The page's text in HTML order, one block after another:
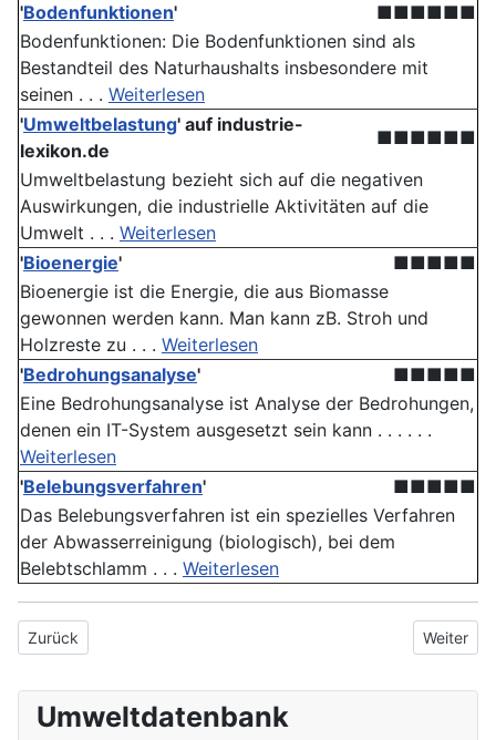
'Bodenfunktionen'
■■■■■■
Bodenfunktionen: Die Boden­funktionen sind als
Bestandteil des Naturhaushalts insbesondere mit
seinen . . . Weiterlesen
'Umweltbelastung' auf industrie-
lexikon.de
■■■■■■
Umweltbelastung bezieht sich auf die negativen
Auswirkungen, die industrielle Aktivitäten auf die
Umwelt . . . Weiterlesen
'Bioenergie'
■■■■■
Bioenergie ist die Energie, die aus Biomasse
gewonnen werden kann. Man kann zB. Stroh und
Holzreste zu . . . Weiterlesen
'Bedrohungsanalyse'
■■■■■
Eine Bedrohungsanalyse ist Analyse der Bedrohungen,
denen ein IT-System ausgesetzt sein kann . . . . . .
Weiterlesen
'Belebungsverfahren'
■■■■■
Das Belebungsverfahren ist ein spezielles Verfahren
der Abwasserreinigung (biologisch), bei dem
Belebtschlamm . . . Weiterlesen
Vorheriger Beitrag: Immissionsschutz
Zurück Nächster
Weiter
Umweltdatenbank